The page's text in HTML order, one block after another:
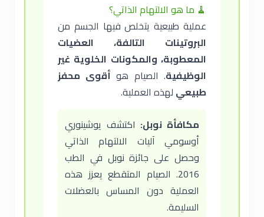
🧹 ما هو الالتهام الذاتي؟
عملية طبيعية يتخلص فيها الجسم من
البروتينات التالفة، العضيات
المعطوبة، والمكونات الخلوية غير
الوظيفية. الصيام هو أقوى محفز
طبيعي لهذه العملية.
مكافأة نوبل: اكتشف يوشينوري
أوسومي آليات الالتهام الذاتي
وحصل على جائزة نوبل في الطب
2016. الصيام المتقطع يعزز هذه
العملية دون المساس بالعضلات
السليمة.